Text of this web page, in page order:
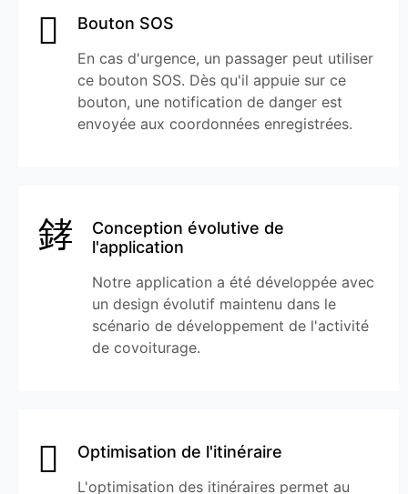
Bouton SOS
En cas d'urgence, un passager peut utiliser
ce bouton SOS. Dès qu'il appuie sur ce
bouton, une notification de danger est
envoyée aux coordonnées enregistrées.
Conception évolutive de
l'application
Notre application a été développée avec
un design évolutif maintenu dans le
scénario de développement de l'activité
de covoiturage.
Optimisation de l'itinéraire
L'optimisation des itinéraires permet au